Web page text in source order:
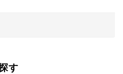
す